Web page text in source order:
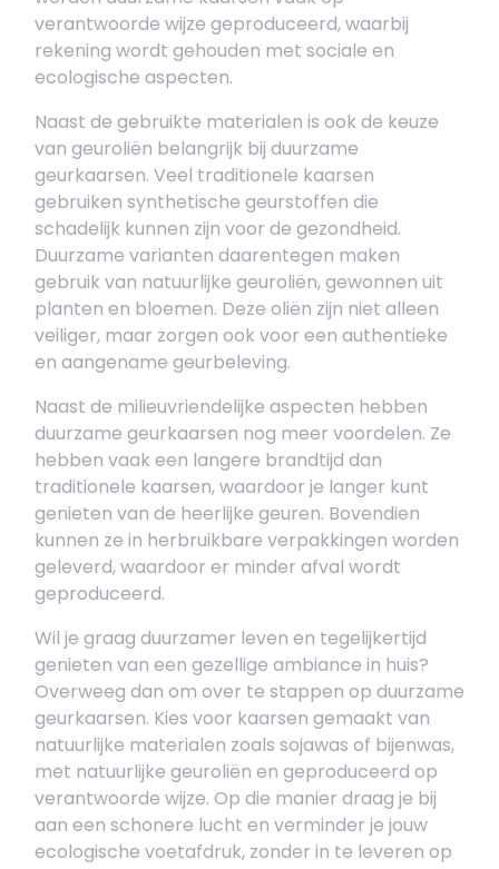
verantwoorde wijze geproduceerd, waarbij
rekening wordt gehouden met sociale en
ecologische aspecten.
Naast de gebruikte materialen is ook de keuze
van geuroliën belangrijk bij duurzame
geurkaarsen. Veel traditionele kaarsen
gebruiken synthetische geurstoffen die
schadelijk kunnen zijn voor de gezondheid.
Duurzame varianten daarentegen maken
gebruik van natuurlijke geuroliën, gewonnen uit
planten en bloemen. Deze oliën zijn niet alleen
veiliger, maar zorgen ook voor een authentieke
en aangename geurbeleving.
Naast de milieuvriendelijke aspecten hebben
duurzame geurkaarsen nog meer voordelen. Ze
hebben vaak een langere brandtijd dan
traditionele kaarsen, waardoor je langer kunt
genieten van de heerlijke geuren. Bovendien
kunnen ze in herbruikbare verpakkingen worden
geleverd, waardoor er minder afval wordt
geproduceerd.
Wil je graag duurzamer leven en tegelijkertijd
genieten van een gezellige ambiance in huis?
Overweeg dan om over te stappen op duurzame
geurkaarsen. Kies voor kaarsen gemaakt van
natuurlijke materialen zoals sojawas of bijenwas,
met natuurlijke geuroliën en geproduceerd op
verantwoorde wijze. Op die manier draag je bij
aan een schonere lucht en verminder je jouw
ecologische voetafdruk, zonder in te leveren op